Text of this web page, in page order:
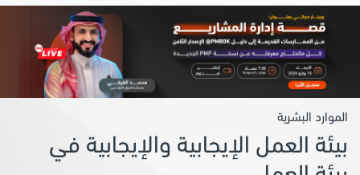
الموارد البشرية
بيئة العمل الإيجابية والإيجابية في